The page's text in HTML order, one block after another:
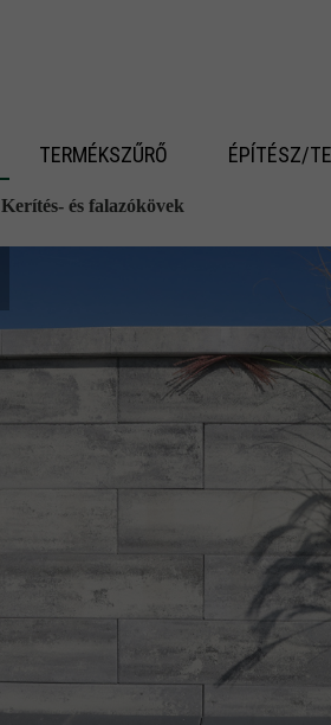
TERMÉKSZŰRŐ ÉPÍTÉSZ/
Kerítés- és falazókövek